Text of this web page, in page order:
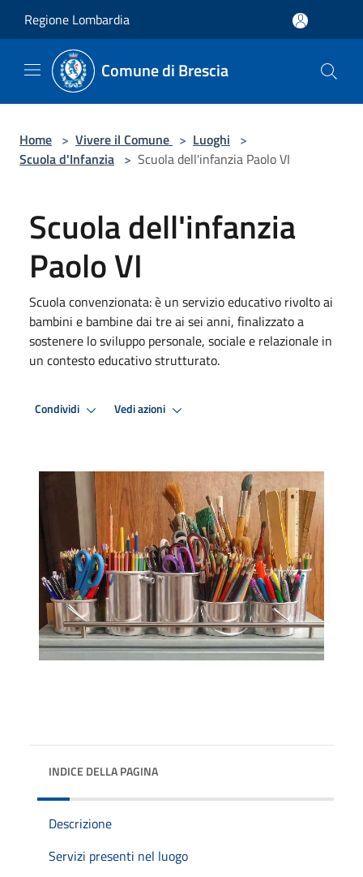
Regione Lombardia
Comune di Brescia
Home > Vivere il Comune > Luoghi >
Scuola d'Infanzia > Scuola dell'infanzia Paolo VI
Scuola dell'infanzia
Paolo VI
Scuola convenzionata: è un servizio educativo rivolto ai
bambini e bambine dai tre ai sei anni, finalizzato a
sostenere lo sviluppo personale, sociale e relazionale in
un contesto educativo strutturato.
Condividi Vedi azioni
INDICE DELLA PAGINA
Descrizione
Servizi presenti nel luogo